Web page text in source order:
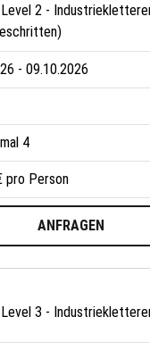
- 09.10.2026
Level 2 -
4
pro Person
ANFRAGEN
Level 3 -